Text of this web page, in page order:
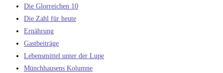
Die Glorreichen 10
Die Zahl für heute
Ernährung
Gastbeiträge
Lebensmittel unter der Lupe
Münchhausens Kolumne